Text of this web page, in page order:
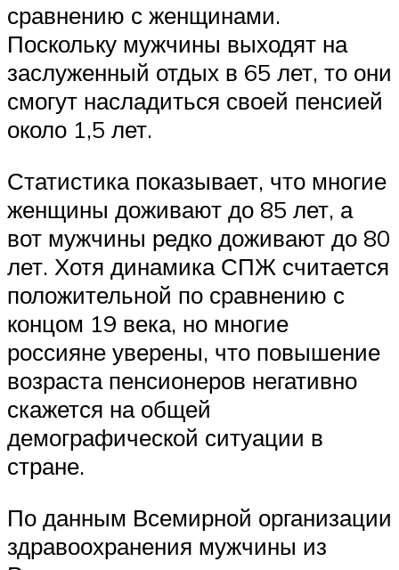
сравнению с женщинами.
Поскольку мужчины выходят на
заслуженный отдых в 65 лет, то они
смогут насладиться своей пенсией
около 1,5 лет.
Статистика показывает, что многие
женщины доживают до 85 лет, а
вот мужчины редко доживают до 80
лет. Хотя динамика СПЖ считается
положительной по сравнению с
концом 19 века, но многие
россияне уверены, что повышение
возраста пенсионеров негативно
скажется на общей
демографической ситуации в
стране.
По данным Всемирной организации
здравоохранения мужчины из